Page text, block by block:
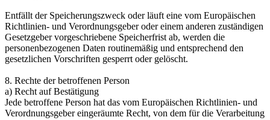
Entfällt der Speicherungszweck oder läuft eine vom Europäischen
Richtlinien- und Verordnungsgeber oder einem anderen zuständigen
Gesetzgeber vorgeschriebene Speicherfrist ab, werden die
personenbezogenen Daten routinemäßig und entsprechend den
gesetzlichen Vorschriften gesperrt oder gelöscht.
8. Rechte der betroffenen Person
a) Recht auf Bestätigung
Jede betroffene Person hat das vom Europäischen Richtlinien- und
Verordnungsgeber eingeräumte Recht, von dem für die Verarbeitung